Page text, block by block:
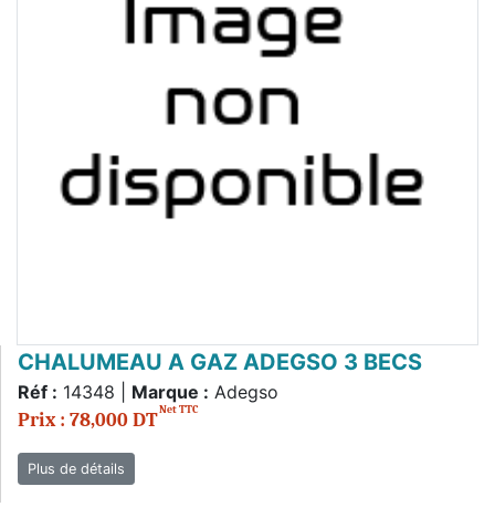
CHALUMEAU A GAZ ADEGSO 3 BECS
Réf : 14348 | Marque : Adegso
Prix : 78,000 DTNet TTC
Plus de détails